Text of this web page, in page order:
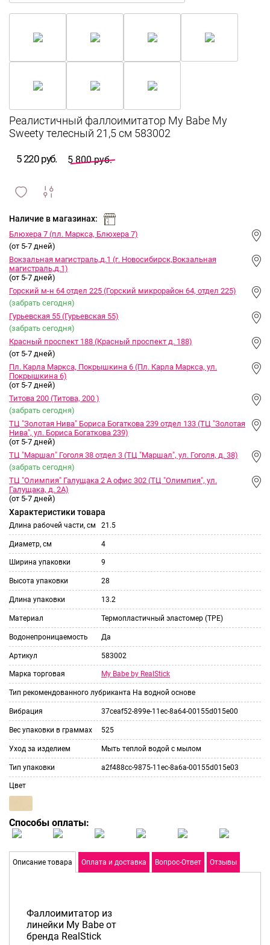
5 220 руб. 5 800 руб.
и
Наличие в магазинах:
Блюхера 7 (пл. Маркса, Блюхера 7)
(от 5-7 дней)
Вокзальная магистраль,д.1 (г. Новосибирск,Вокзальная
магистраль,д.1)
(от 5-7 дней)
Горский м-н 64 отдел 225 (Горский микрорайон 64, отдел 225)
(забрать сегодня)
Гурьевская 55 (Гурьевская 55)
(забрать сегодня)
Красный проспект 188 (Красный проспект д. 188)
(от 5-7 дней)
Пл. Карла Маркса, Покрышкина 6 (Пл. Карла Маркса, ул.
Покрышкина 6)
(от 5-7 дней)
Титова 200 (Титова, 200 )
(забрать сегодня)
ТЦ "Золотая Нива" Бориса Богаткова 239 отдел 133 (ТЦ "Золотая
Нива", ул. Бориса Богаткова 239)
(от 5-7 дней)
ТЦ "Маршал" Гоголя 38 отдел 3 (ТЦ "Маршал", ул. Гоголя, д. 38)
(забрать сегодня)
ТЦ "Олимпия" Галущака 2 А офис 302 (ТЦ "Олимпия", ул.
Галущака, д. 2А)
(от 5-7 дней)
Характеристики товара
Длина рабочей части, см 21.5
Диаметр, см 4
Ширина упаковки 9
Высота упаковки 28
Длина упаковки 13.2
Материал Термопластичный эластомер (TPE)
Водонепроницаемость Да
Артикул 583002
Марка торговая My Babe by RealStick
Тип рекомендованного лубриканта На водной основе
Вибрация 37ceaf52-899e-11ec-8a64-00155d015e00
Вес упаковки в граммах 525
Уход за изделием Мыть теплой водой с мылом
Тип упаковки a2f488cc-9875-11ec-8a6a-00155d015e03
Цвет
Способы оплаты:
Описание товара Оплата и доставка Вопрос-Ответ Отзывы
Фаллоимитатор из
линейки My Babe от
бренда RealStick